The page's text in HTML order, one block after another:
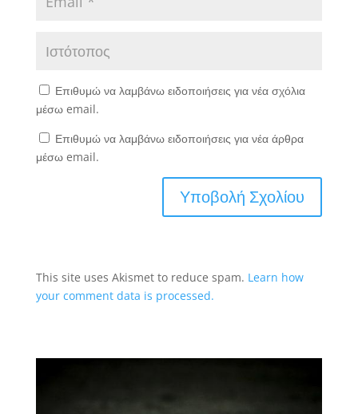
Επιθυμώ να λαμβάνω ειδοποιήσεις για νέα σχόλια
μέσω email.
Επιθυμώ να λαμβάνω ειδοποιήσεις για νέα άρθρα
μέσω email.
This site uses Akismet to reduce spam. Learn how
your comment data is processed.